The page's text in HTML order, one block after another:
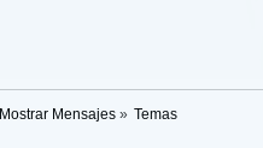
Mostrar Mensajes» Temas